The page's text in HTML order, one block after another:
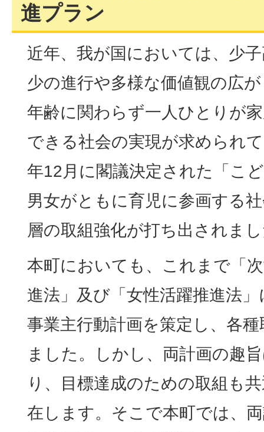
進プラン
近年、我が国においては、少
少の進行や多様な価値観の広
年齢に関わらず一人ひとりが
できる社会の実現が求められ
年12月に閣議決定された「こ
男女がともに育児に参画する
層の取組強化が打ち出されま
本町においても、これまで「
進法」及び「女性活躍推進法
事業主行動計画を策定し、各
ました。しかし、両計画の趣
り、目標達成のための取組も
在します。そこで本町では、